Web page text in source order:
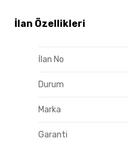
İlan Özellikleri
İlan No
Durum
Marka
Garanti